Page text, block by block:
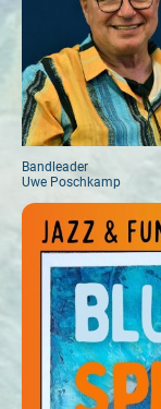
Bandleader
Uwe Poschkamp